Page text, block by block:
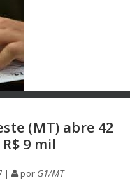
(MT) abre 42
9 mil
| por G1/MT